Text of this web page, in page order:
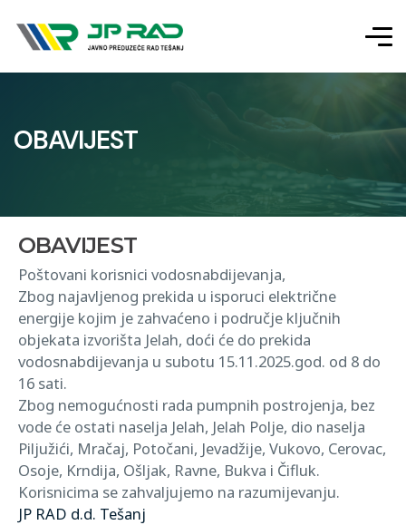
OBAVIJEST
OBAVIJEST
Poštovani korisnici vodosnabdijevanja,
Zbog najavljenog prekida u isporuci električne
energije kojim je zahvaćeno i područje ključnih
objekata izvorišta Jelah, doći će do prekida
vodosnabdijevanja u subotu 15.11.2025.god. od 8 do
16 sati.
Zbog nemogućnosti rada pumpnih postrojenja, bez
vode će ostati naselja Jelah, Jelah Polje, dio naselja
Piljužići, Mračaj, Potočani, Jevadžije, Vukovo, Cerovac,
Osoje, Krndija, Ošljak, Ravne, Bukva i Čifluk.
Korisnicima se zahvaljujemo na razumijevanju.
JP RAD d.d. Tešanj